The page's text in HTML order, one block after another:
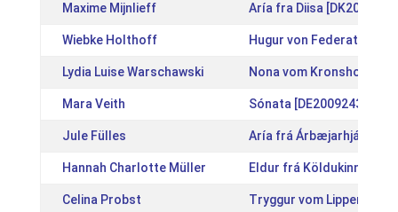
Maxime Mijnlieff Aría fra Diisa
Wiebke Holthoff Hugur von Federath
Lydia Luise Warschawski Nona vom Kronshof
Mara Veith Sónata [DE2009243783]
Jule Fülles Aría frá Árbæjarhjáleigu II
Hannah Charlotte Müller Eldur frá Köldukinn
Celina Probst Tryggur vom Lipperthof